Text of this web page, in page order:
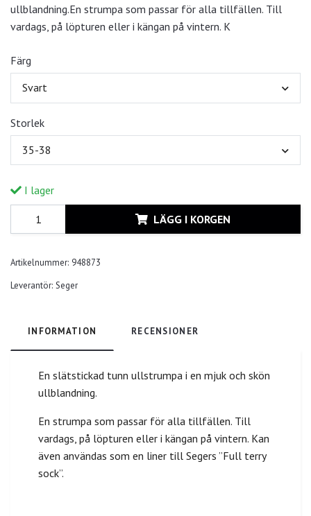
ullblandning.En strumpa som passar för alla tillfällen. Till
vardags, på löpturen eller i kängan på vintern. K
Färg
Svart
Storlek
35-38
I lager
LÄGG I KORGEN
Artikelnummer: 948873
Leverantör: Seger
INFORMATION RECENSIONER
En slätstickad tunn ullstrumpa i en mjuk och skön
ullblandning.
En strumpa som passar för alla tillfällen. Till
vardags, på löpturen eller i kängan på vintern. Kan
även användas som en liner till Segers ”Full terry
sock”.